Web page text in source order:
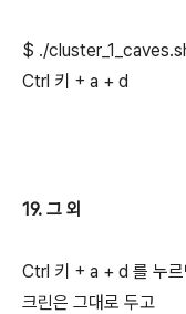
$ ./cluster_1_
Ctrl 키 + a + d
19. 그 외
Ctrl 키 + a + d 를 누르
크린은 그대로 두고